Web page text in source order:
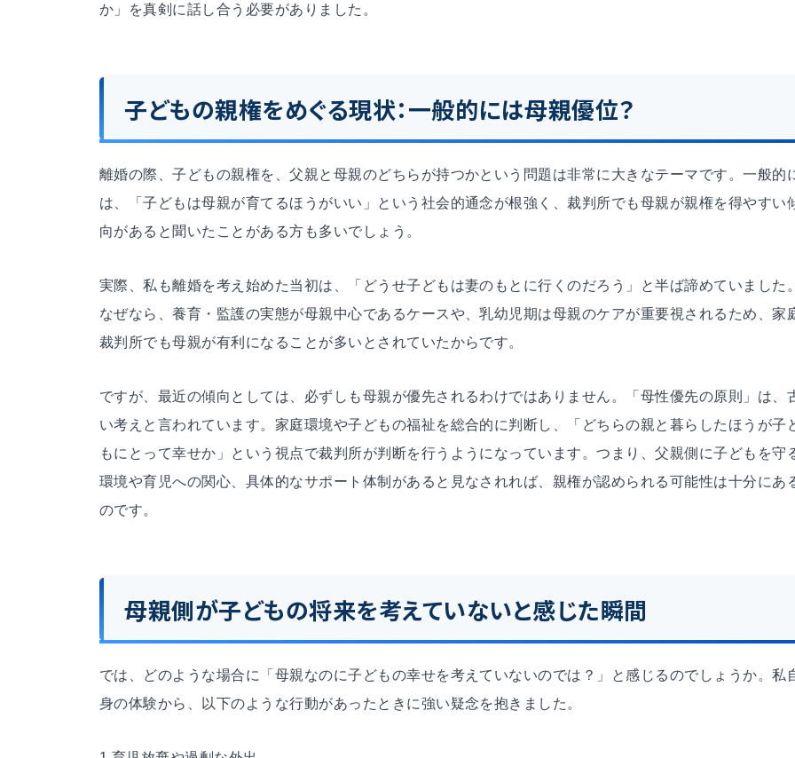
か」を真剣に話し合う必要がありました。
子どもの親権をめぐる現状：一般的には母親優位？
離婚の際、子どもの親権を、父親と母親のどちらが持つかという問題は非常に大きなテーマです。一般的
は、「子どもは母親が育てるほうがいい」という社会的通念が根強く、裁判所でも母親が親権を得やすい
向があると聞いたことがある方も多いでしょう。
実際、私も離婚を考え始めた当初は、「どうせ子どもは妻のもとに行くのだろう」と半ば諦めていました。
なぜなら、養育・監護の実態が母親中心であるケースや、乳幼児期は母親のケアが重要視されるため、家
裁判所でも母親が有利になることが多いとされていたからです。
ですが、最近の傾向としては、必ずしも母親が優先されるわけではありません。「母性優先の原則」は、
い考えと言われています。家庭環境や子どもの福祉を総合的に判断し、「どちらの親と暮らしたほうが子
もにとって幸せか」という視点で裁判所が判断を行うようになっています。つまり、父親側に子どもを守
環境や育児への関心、具体的なサポート体制があると見なされれば、親権が認められる可能性は十分にあ
のです。
母親側が子どもの将来を考えていないと感じた瞬間
では、どのような場合に「母親なのに子どもの幸せを考えていないのでは？」と感じるのでしょうか。私
身の体験から、以下のような行動があったときに強い疑念を抱きました。